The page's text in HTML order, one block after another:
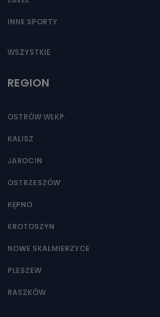
INNE SPORTY
WSZYSTKIE
REGION
OSTRÓW WLKP.
KALISZ
JAROCIN
OSTRZESZÓW
KĘPNO
KROTOSZYN
NOWE SKALMIERZYCE
PLESZEW
RASZKÓW